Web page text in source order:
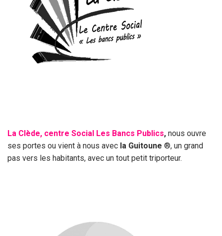
La Clède, centre Social Les Bancs Publics, nous ouvre
ses portes ou vient à nous avec la Guitoune ®, un grand
pas vers les habitants, avec un tout petit triporteur.